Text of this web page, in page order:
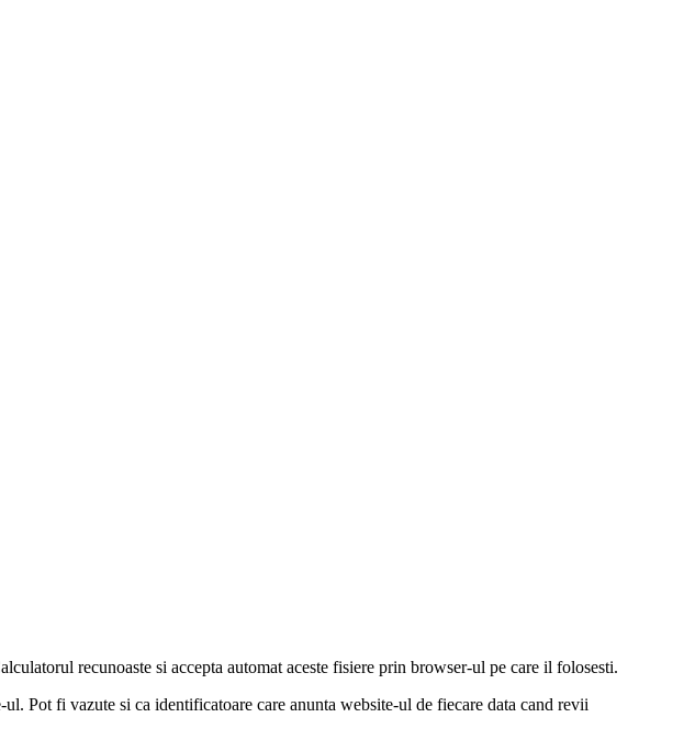
recunoaste si accepta automat aceste fisiere prin browser-ul pe care il folosesti.
Pot fi vazute si ca identificatoare care anunta website-ul de fiecare data cand revii